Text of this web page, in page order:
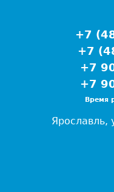
+7
+7
+7
+7
Время
Ярославль,